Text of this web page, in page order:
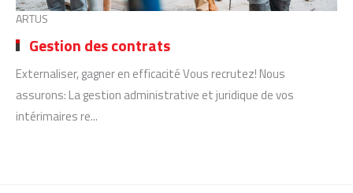
ARTUS
Gestion des contrats
Externaliser, gagner en efficacité Vous recrutez! Nous
assurons: La gestion administrative et juridique de vos
intérimaires re...